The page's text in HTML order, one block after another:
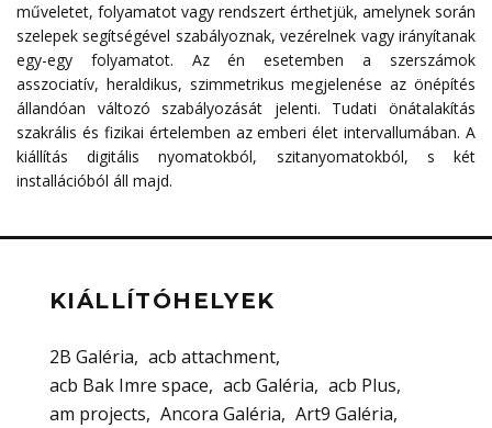
műveletet, folyamatot vagy rendszert érthetjük, amelynek során
szelepek segítségével szabályoznak, vezérelnek vagy irányítanak
egy-egy folyamatot. Az én esetemben a szerszámok
asszociatív, heraldikus, szimmetrikus megjelenése az önépítés
állandóan változó szabályozását jelenti. Tudati önátalakítás
szakrális és fizikai értelemben az emberi élet intervallumában. A
kiállítás digitális nyomatokból, szitanyomatokból, s két
installációból áll majd.
KIÁLLÍTÓHELYEK
2B Galéria
acb attachment
acb Bak Imre space
acb Galéria
acb Plus
am projects
Ancora Galéria
Art9 Galéria